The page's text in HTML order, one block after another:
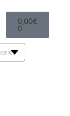
0,00€
0